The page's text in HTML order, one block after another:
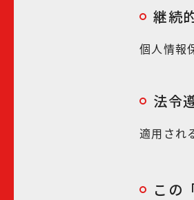
継続
個人情報
法令
適用され
この